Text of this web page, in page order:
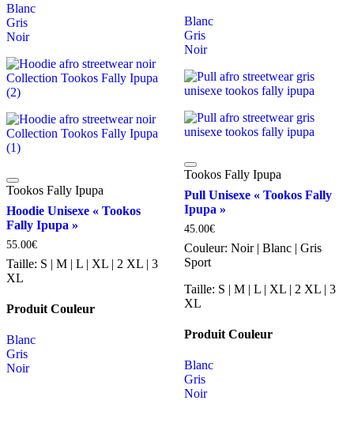
Blanc
Gris
Noir
Tookos Fally Ipupa
Hoodie Unisexe « Tookos
Fally Ipupa »
55.00€
Taille: S | M | L | XL | 2 XL | 3
XL
Produit Couleur
Blanc
Gris
Noir
Blanc
Gris
Noir
Tookos Fally Ipupa
Pull Unisexe « Tookos Fally
Ipupa »
45.00€
Couleur: Noir | Blanc | Gris
Sport
Taille: S | M | L | XL | 2 XL | 3
XL
Produit Couleur
Blanc
Gris
Noir